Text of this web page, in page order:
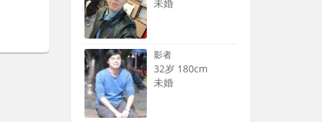
未婚
影者
32岁 180cm
未婚